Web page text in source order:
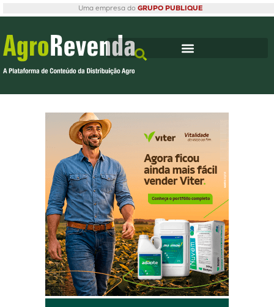
Uma empresa do GRUPO PUBLIQUE